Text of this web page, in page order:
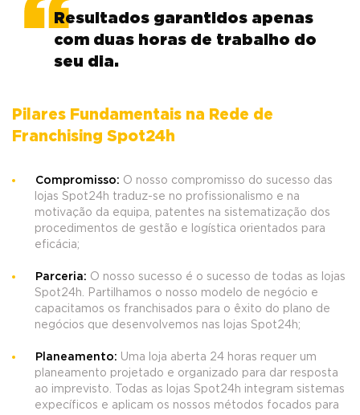
Resultados garantidos apenas
com duas horas de trabalho do
seu dia.
Pilares Fundamentais na Rede de
Franchising Spot24h
Compromisso: O nosso compromisso do sucesso das
lojas Spot24h traduz-se no profissionalismo e na
motivação da equipa, patentes na sistematização dos
procedimentos de gestão e logística orientados para
eficácia;
Parceria: O nosso sucesso é o sucesso de todas as lojas
Spot24h. Partilhamos o nosso modelo de negócio e
capacitamos os franchisados para o êxito do plano de
negócios que desenvolvemos nas lojas Spot24h;
Planeamento: Uma loja aberta 24 horas requer um
planeamento projetado e organizado para dar resposta
ao imprevisto. Todas as lojas Spot24h integram sistemas
expecíficos e aplicam os nossos métodos focados para